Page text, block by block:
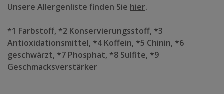
Unsere Allergenliste finden Sie hier.
*1 Farbstoff, *2 Konservierungsstoff, *3
Antioxidationsmittel, *4 Koffein, *5 Chinin, *6
geschwärzt, *7 Phosphat, *8 Sulfite, *9
Geschmacksverstärker